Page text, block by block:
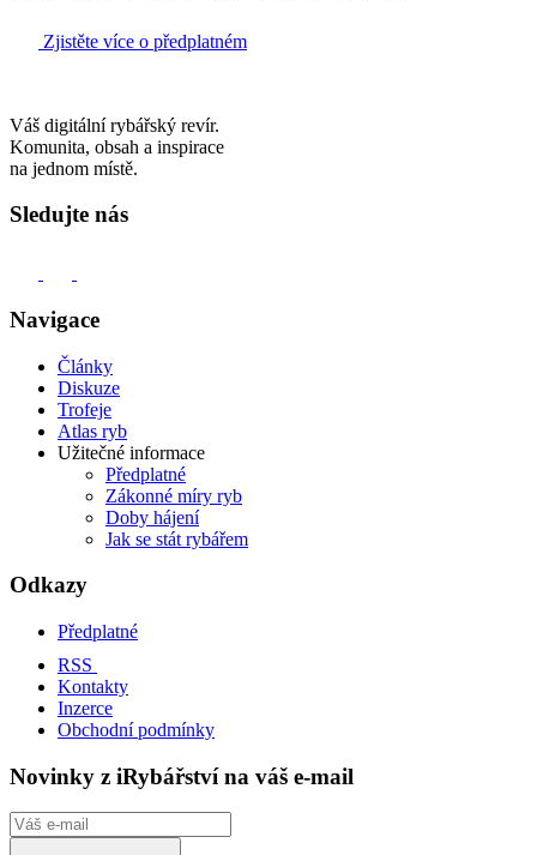
Zjistěte více o předplatném
Váš digitální rybářský revír.
Komunita, obsah a inspirace
na jednom místě.
Sledujte nás
Navigace
Články
Diskuze
Trofeje
Atlas ryb
Užitečné informace
Předplatné
Zákonné míry ryb
Doby hájení
Jak se stát rybářem
Odkazy
Předplatné
RSS
Kontakty
Inzerce
Obchodní podmínky
Novinky z iRybářství na váš e-mail